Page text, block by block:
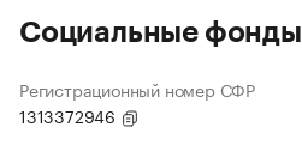
Социальные фонды
Регистрационный номер СФР
1313372946